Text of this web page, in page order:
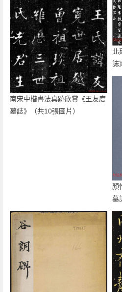
南宋中楷書法真跡欣賞《王友度
墓誌》（共10張圖片）
北
誌
顏
墓